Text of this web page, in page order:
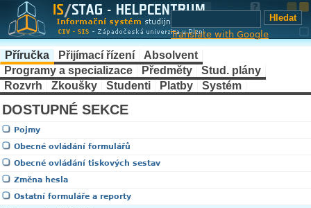
Translate with Google
Příručka Přijímací řízení
Absolvent
Programy a specializace
Předměty
Stud. plány
Rozvrh
Zkoušky Studenti Platby Systém
DOSTUPNÉ SEKCE
Pojmy
Obecné ovládání formulářů
Obecné ovládání tiskových sestav
Změna hesla
Ostatní formuláře a reporty